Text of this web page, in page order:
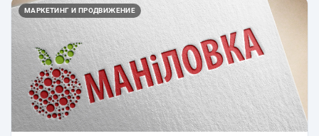
МАРКЕТИНГ И ПРОДВИЖЕНИЕ